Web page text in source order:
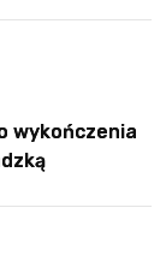
wykończenia